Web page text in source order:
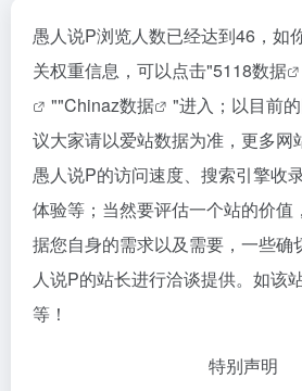
愚人说P浏览人数已经达到46，如
关权重信息，可以点击"5118数据
""Chinaz数据
"进入；以目前
议大家请以爱站数据为准，更多网
愚人说P的访问速度、搜索引擎收
体验等；当然要评估一个站的价值
据您自身的需求以及需要，一些确
人说P的站长进行洽谈提供。如该
等！
特别声明